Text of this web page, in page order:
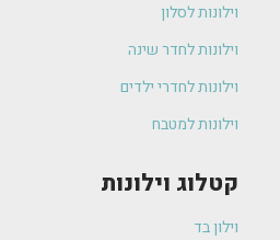
וילונות לסלון
וילונות לחדר שינה
וילונות לחדרי ילדים
וילונות למטבח
קטלוג וילונות
וילון בד